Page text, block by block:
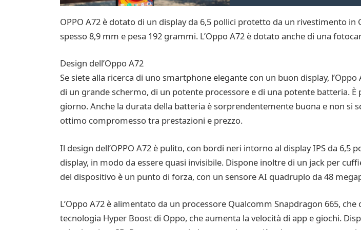
OPPO A72 è dotato di un display da 6,5 pollici protetto da un rivestimento
spesso 8,9 mm e pesa 192 grammi. L’Oppo A72 è dotato anche di una
Design dell’Oppo A72
Se siete alla ricerca di uno smartphone elegante con un buon display,
di un grande schermo, di un potente processore e di una potente batteria.
giorno. Anche la durata della batteria è sorprendentemente buona e non si
ottimo compromesso tra prestazioni e prezzo.
Il design dell’OPPO A72 è pulito, con bordi neri intorno al display IPS da 6,5
display, in modo da essere quasi invisibile. Dispone inoltre di un jack per
del dispositivo è un punto di forza, con un sensore AI quadruplo da 48
L’Oppo A72 è alimentato da un processore Qualcomm Snapdragon 665,
tecnologia Hyper Boost di Oppo, che aumenta la velocità di app e giochi.